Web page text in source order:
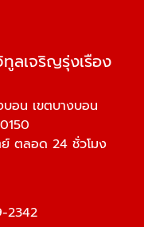
ลเจริญรุ่งเรือง
อน เขตบางบอน
ย์ ตลอด 24 ชั่วโมง
2342